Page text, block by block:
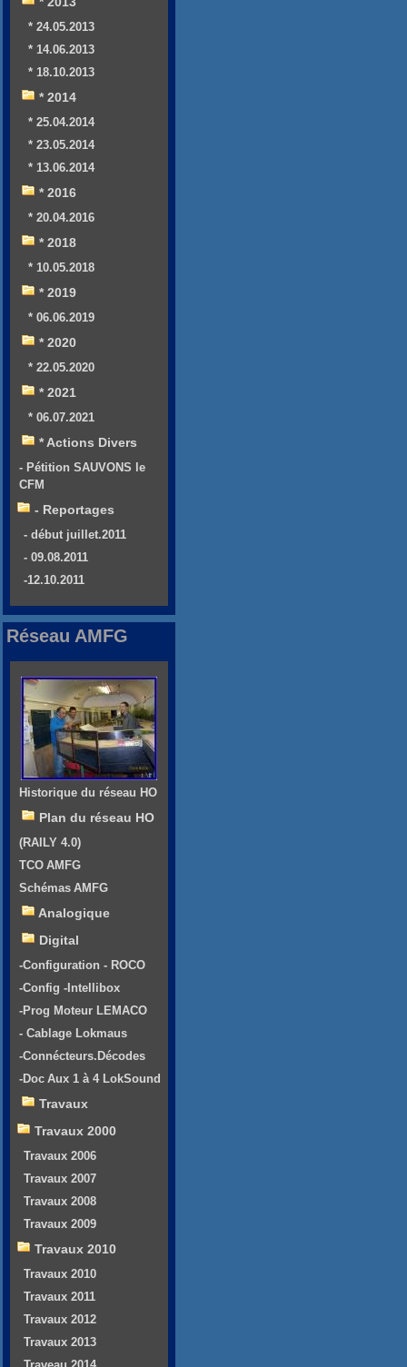
* 24.05.2013
* 14.06.2013
* 18.10.2013
* 2014
* 25.04.2014
* 23.05.2014
* 13.06.2014
* 2016
* 20.04.2016
* 2018
* 10.05.2018
* 2019
* 06.06.2019
* 2020
* 22.05.2020
* 2021
* 06.07.2021
* Actions Divers
- Pétition SAUVONS le
CFM
- Reportages
- début juillet.2011
- 09.08.2011
-12.10.2011
Réseau AMFG
Historique du réseau HO
Plan du réseau HO
(RAILY 4.0)
TCO AMFG
Schémas AMFG
Analogique
Digital
-Configuration - ROCO
-Config -Intellibox
-Prog Moteur LEMACO
- Cablage Lokmaus
-Connécteurs.Décodes
-Doc Aux 1 à 4 LokSound
Travaux
Travaux 2000
Travaux 2006
Travaux 2007
Travaux 2008
Travaux 2009
Travaux 2010
Travaux 2010
Travaux 2011
Travaux 2012
Travaux 2013